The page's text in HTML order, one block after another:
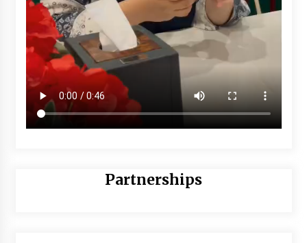
Partnerships